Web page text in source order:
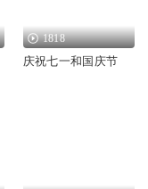
1818
庆祝七一和国庆节